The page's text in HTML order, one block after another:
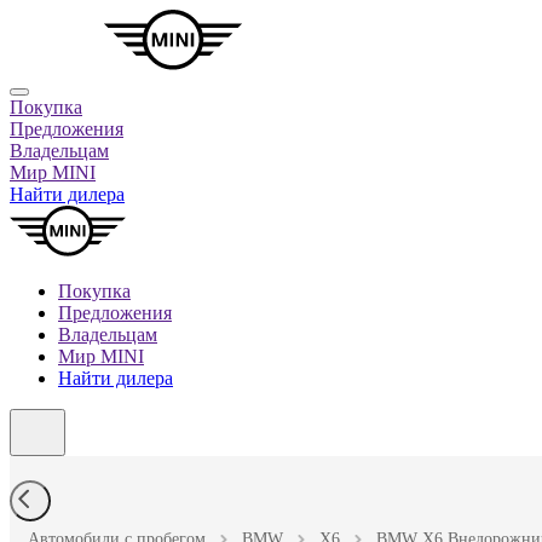
Покупка
Предложения
Владельцам
Мир MINI
Найти дилера
Покупка
Предложения
Владельцам
Мир MINI
Найти дилера